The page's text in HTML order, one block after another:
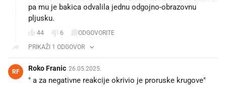
pa mu je bakica odvalila jednu odgojno-obrazovnu
pljusku.
44 6
ODGOVORITE
PRIKAŽI 1 ODGOVOR
RF Roko Franic 26.05.2025.
" a za negativne reakcije okrivio je proruske krugove"